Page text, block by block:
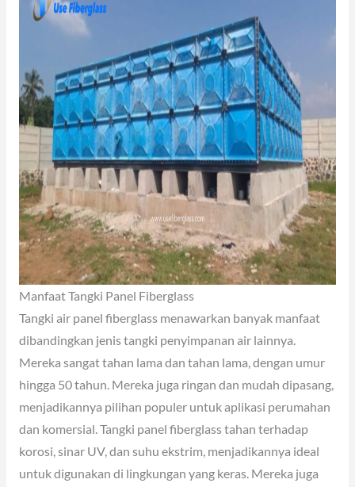
Manfaat Tangki Panel Fiberglass
Tangki air panel fiberglass menawarkan banyak manfaat
dibandingkan jenis tangki penyimpanan air lainnya.
Mereka sangat tahan lama dan tahan lama, dengan umur
hingga 50 tahun. Mereka juga ringan dan mudah dipasang,
menjadikannya pilihan populer untuk aplikasi perumahan
dan komersial. Tangki panel fiberglass tahan terhadap
korosi, sinar UV, dan suhu ekstrim, menjadikannya ideal
untuk digunakan di lingkungan yang keras. Mereka juga